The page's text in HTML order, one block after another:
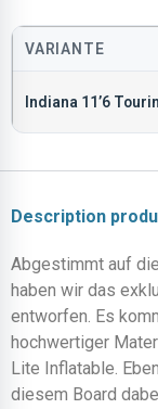
VARIANTE
Indiana 11’6
Description
Abgestimmt auf
haben wir das
entworfen. Es
hochwertiger
Lite Inflatable.
diesem Board